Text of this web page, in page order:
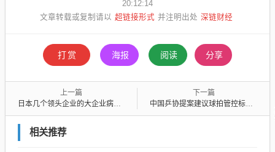
20:12:14
文章转载或复制请以 超链接形式 并注明出处 深链财经
打赏 海报 阅读 分享
上一篇
日本几个领头企业的大企业病也是很厉害的
下一篇
中国乒协提案建议球拍管控标准化，防止王楚钦球拍受损案再上演
相关推荐